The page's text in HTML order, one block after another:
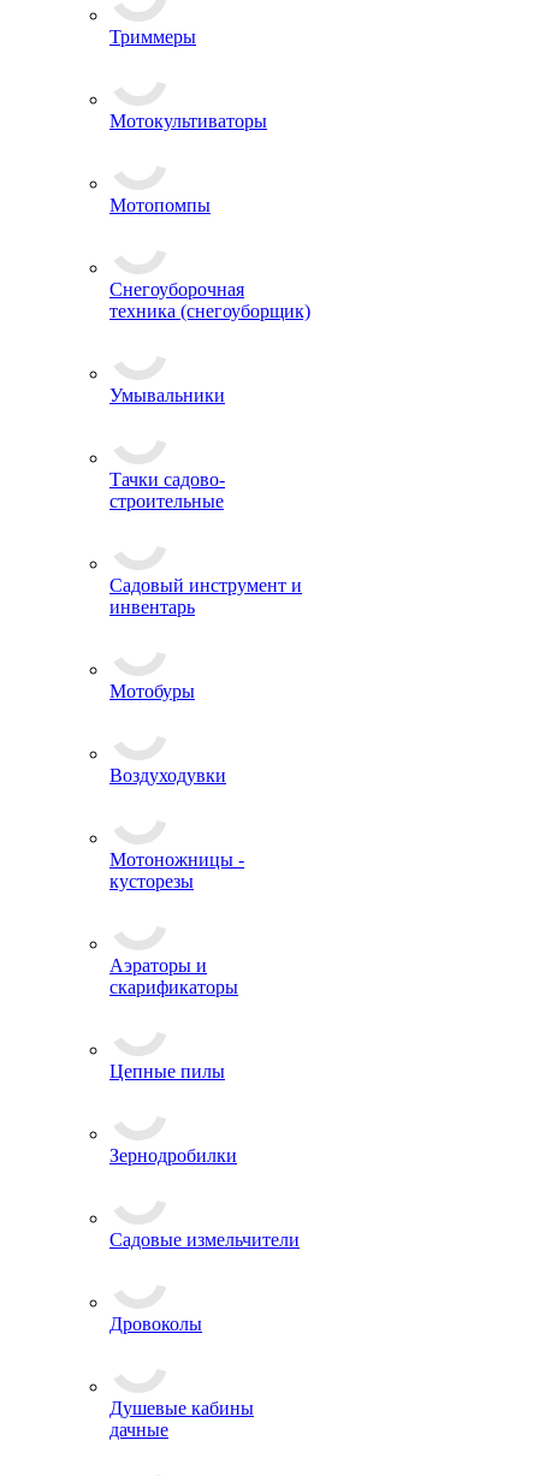
Триммеры
Мотокультиваторы
Мотопомпы
Снегоуборочная
техника (снегоуборщик)
Умывальники
Тачки садово-
строительные
Садовый инструмент и
инвентарь
Мотобуры
Воздуходувки
Мотоножницы -
кусторезы
Аэраторы и
скарификаторы
Цепные пилы
Зернодробилки
Садовые измельчители
Дровоколы
Душевые кабины
дачные